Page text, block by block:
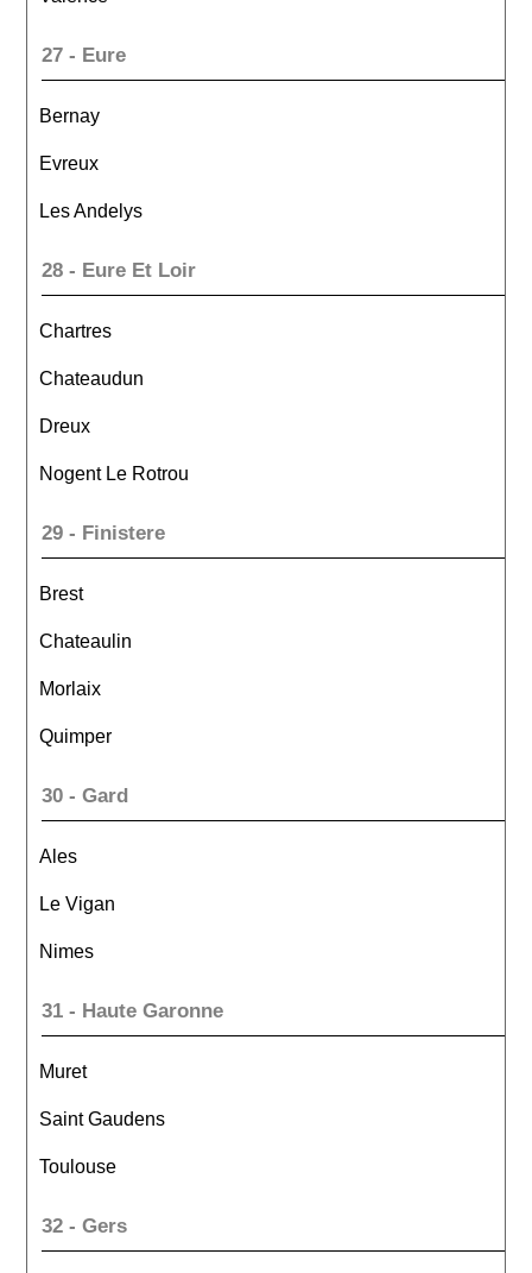
27 - Eure
Bernay
Evreux
Les Andelys
28 - Eure Et Loir
Chartres
Chateaudun
Dreux
Nogent Le Rotrou
29 - Finistere
Brest
Chateaulin
Morlaix
Quimper
30 - Gard
Ales
Le Vigan
Nimes
31 - Haute Garonne
Muret
Saint Gaudens
Toulouse
32 - Gers